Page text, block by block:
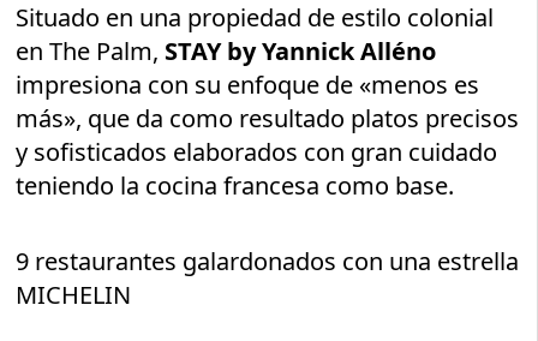
Situado en una propiedad de estilo colonial
en The Palm, STAY by Yannick Alléno
impresiona con su enfoque de «menos es
más», que da como resultado platos precisos
y sofisticados elaborados con gran cuidado
teniendo la cocina francesa como base.
9 restaurantes galardonados con una estrella
MICHELIN